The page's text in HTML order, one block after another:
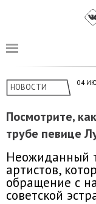
НОВОСТИ 04
Посмотрите,
трубе певице
Неожиданный
артистов,
обращение с
советской